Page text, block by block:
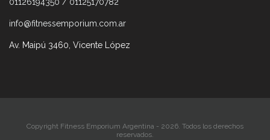
info@fitnessemporium.com.ar
Av. Maipú 3460, Vicente López
Copyright Fitness Emporium Argentina - 2026. Todos los derechos
reservados.